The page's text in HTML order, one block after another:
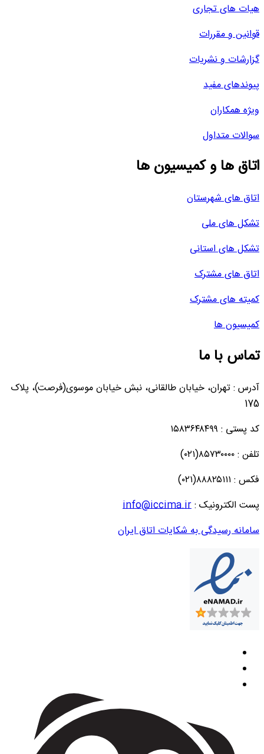
هیات های تجاری
قوانین و مقررات
گزارشات و نشریات
پیوندهای مفید
ویژه همکاران
سوالات متداول
اتاق ها و کمیسیون ها
اتاق های شهرستان
تشکل های ملی
تشکل های استانی
اتاق های مشترک
کمیته های مشترک
کمیسیون ها
تماس با ما
آدرس : تهران، خیابان طالقانی، نبش خیابان موسوی(فرصت)، پلاک
175
کد پستی : ۱۵۸۳۶۴۸۴۹۹
تلفن : ۸۵۷۳۰۰۰۰(۰۲۱)
فکس : ۸۸۸۲۵۱۱۱(۰۲۱)
پست الکترونیک :info@iccima.ir
سامانه رسیدگی به شکایات اتاق ایران